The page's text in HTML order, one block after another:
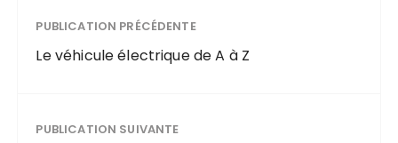
PUBLICATION PRÉCÉDENTE
Le véhicule électrique de A à Z
PUBLICATION SUIVANTE